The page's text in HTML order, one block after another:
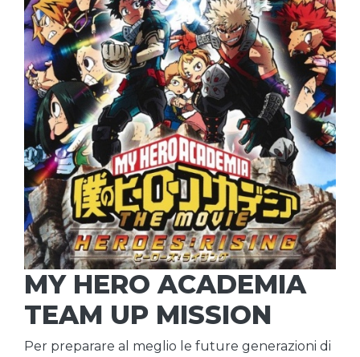
MY HERO ACADEMIA
TEAM UP MISSION
Per preparare al meglio le future generazioni di